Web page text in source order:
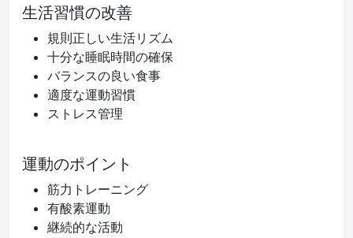
生活習慣の改善
規則正しい生活リズム
十分な睡眠時間の確保
バランスの良い食事
適度な運動習慣
ストレス管理
運動のポイント
筋力トレーニング
有酸素運動
継続的な活動